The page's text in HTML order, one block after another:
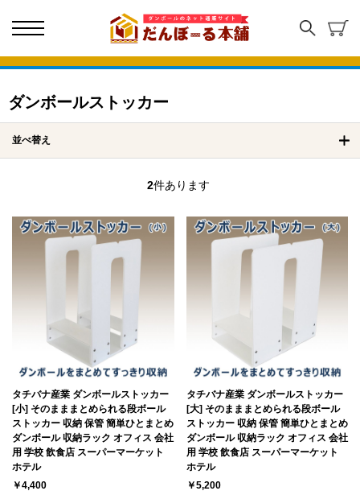
ダンボールストッカー
並べ替え
2件あります
タチバナ産業 ダンボールストッカー
[小] そのまままとめられる段ボール
ストッカー 収納 保管 簡単ひとまとめ
ダンボール 収納ラック オフィス 会社
用 学校 飲食店 スーパーマーケット
ホテル
￥4,400
タチバナ産業 ダンボールストッカー
[大] そのまままとめられる段ボール
ストッカー 収納 保管 簡単ひとまとめ
ダンボール 収納ラック オフィス 会社
用 学校 飲食店 スーパーマーケット
ホテル
￥5,200